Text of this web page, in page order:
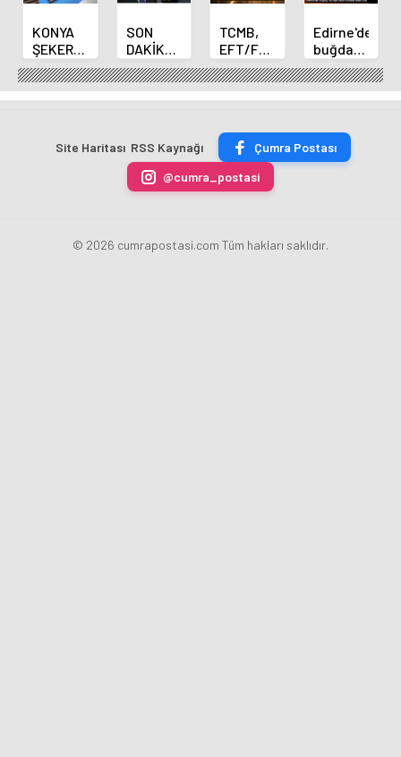
KONYA
ŞEKER
YILLIK 7
BİN 500
TON
ÜRETİLECEK
SON
DAKİKA
HABERİ:
Yeni
Merkez
Fatih
Karahan
oldu
TCMB,
EFT/FAST
işlemleri
için
fazla
uygulamasını
kaldırdı
Edirne'de
buğday
ve arpa
ekim
sezonu
erdi
Site Haritası RSS Kaynağı
Çumra Postası
@cumra_postasi
© 2026 cumrapostasi.com Tüm hakları saklıdır.